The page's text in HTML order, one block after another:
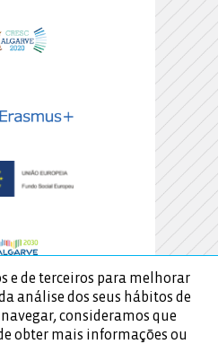
e de terceiros para melhorar
análise dos seus hábitos de
consideramos que
obter mais informações ou